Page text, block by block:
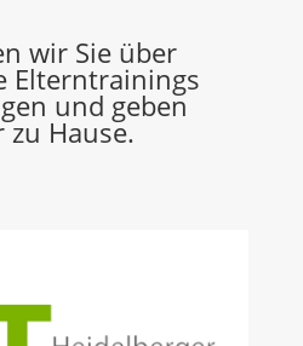
wir Sie über
Elterntrainings
und geben
Hause.